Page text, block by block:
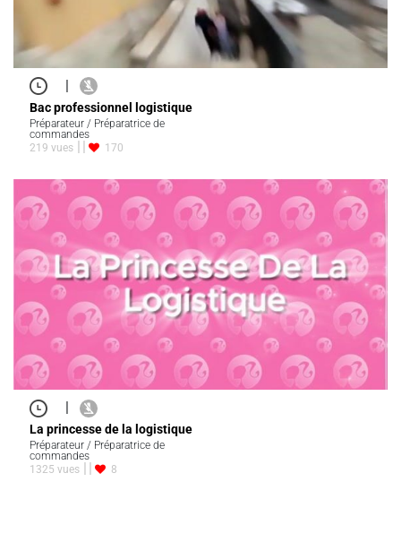
|
Bac professionnel logistique
Préparateur / Préparatrice de
commandes
219 vues
170
La princesse de la logistique
Préparateur / Préparatrice de
commandes
1325 vues
8